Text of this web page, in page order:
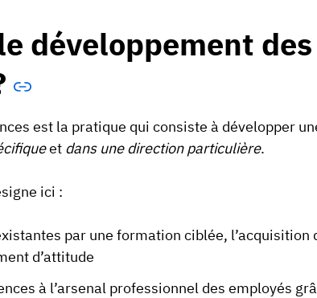
développement des
est la pratique qui consiste à développer
et dans une direction particulière.
ici :
par une formation ciblée, l’acquisition
d’attitude
à l’arsenal professionnel des employés